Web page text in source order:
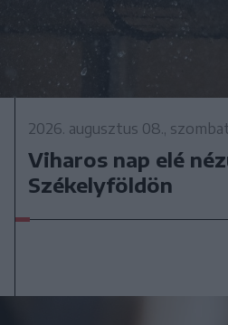
2026. augusztus 08.,
Viharos nap elé
Székelyföldön